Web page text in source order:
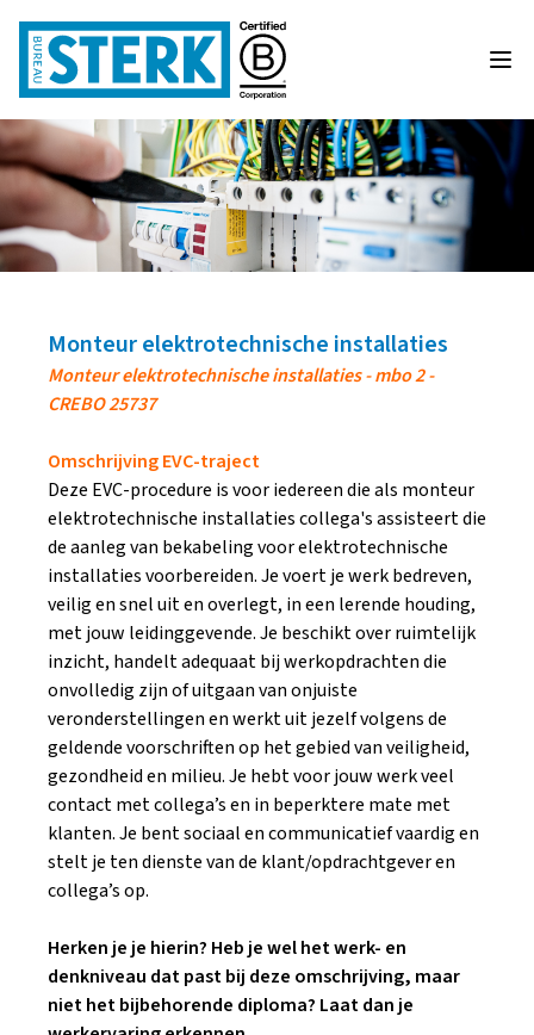
Monteur elektrotechnische installaties
Monteur elektrotechnische installaties - mbo 2 -
CREBO 25737
Omschrijving EVC-traject
Deze EVC-procedure is voor iedereen die als monteur
elektrotechnische installaties collega's assisteert die
de aanleg van bekabeling voor elektrotechnische
installaties voorbereiden. Je voert je werk bedreven,
veilig en snel uit en overlegt, in een lerende houding,
met jouw leidinggevende. Je beschikt over ruimtelijk
inzicht, handelt adequaat bij werkopdrachten die
onvolledig zijn of uitgaan van onjuiste
veronderstellingen en werkt uit jezelf volgens de
geldende voorschriften op het gebied van veiligheid,
gezondheid en milieu. Je hebt voor jouw werk veel
contact met collega’s en in beperktere mate met
klanten. Je bent sociaal en communicatief vaardig en
stelt je ten dienste van de klant/opdrachtgever en
collega’s op.
Herken je je hierin? Heb je wel het werk- en
denkniveau dat past bij deze omschrijving, maar
niet het bijbehorende diploma? Laat dan je